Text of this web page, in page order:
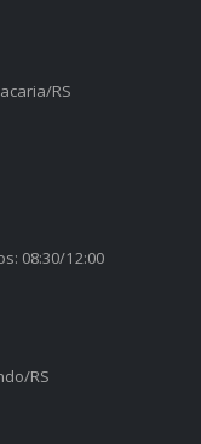
RS
08:30/12:00
RS